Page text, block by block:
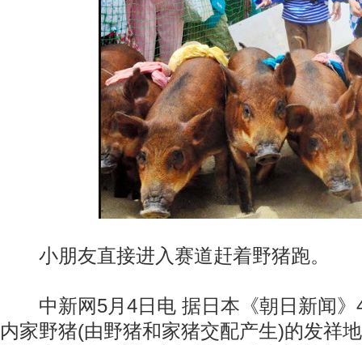
小朋友直接进入赛道赶着野猪跑。
中新网5月4日电 据日本《朝日新闻》
内家野猪(由野猪和家猪交配产生)的发祥